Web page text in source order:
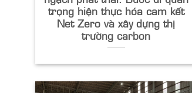
trọng hiện thực hóa cam kết
Net Zero và xây dựng thị
trường carbon